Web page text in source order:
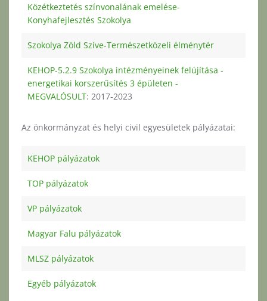
Közétkeztetés színvonalának emelése-
Konyhafejlesztés Szokolya
Szokolya Zöld Szíve-Természetközeli élménytér
KEHOP-5.2.9 Szokolya intézményeinek felújítása -
energetikai korszerűsítés 3 épületen -
MEGVALÓSULT: 2017-2023
Az önkormányzat és helyi civil egyesületek pályázatai:
KEHOP pályázatok
TOP pályázatok
VP pályázatok
Magyar Falu pályázatok
MLSZ pályázatok
Egyéb pályázatok